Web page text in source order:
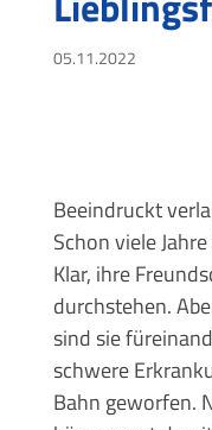
05.11.2022
Beeindruckt
Schon viele
Klar, ihre
durchstehen.
sind sie
schwere
Bahn geworfen.